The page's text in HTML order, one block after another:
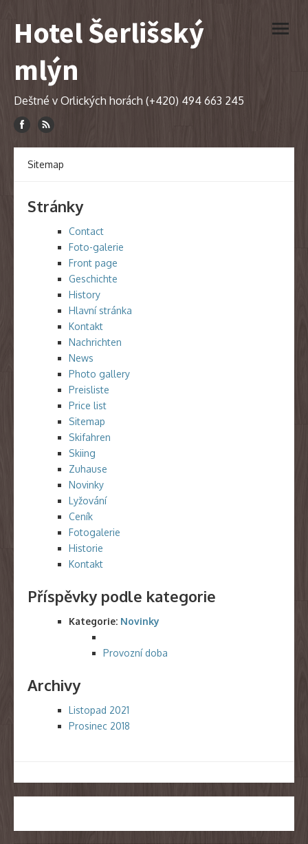
to
content
Hotel Šerlišský
mlýn
Deštné v Orlických horách (+420) 494 663 245
open
Sitemap
Stránky
Contact
Foto-galerie
Front page
Geschichte
History
Hlavní stránka
Kontakt
Nachrichten
News
Photo gallery
Preisliste
Price list
Sitemap
Skifahren
Skiing
Zuhause
Novinky
Lyžování
Ceník
Fotogalerie
Historie
Kontakt
Příspěvky podle kategorie
Kategorie: Novinky
Provozní doba
Archivy
Listopad 2021
Prosinec 2018